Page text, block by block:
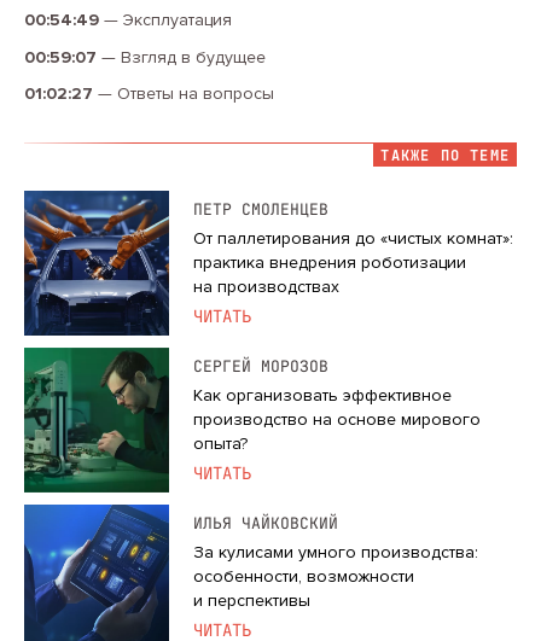
00:54:49 — Эксплуатация
00:59:07 — Взгляд в будущее
01:02:27 — Ответы на вопросы
ТАКЖЕ ПО ТЕМЕ
ПЕТР СМОЛЕНЦЕВ
От паллетирования до «чистых комнат»:
практика внедрения роботизации
на производствах
ЧИТАТЬ
СЕРГЕЙ МОРОЗОВ
Как организовать эффективное
производство на основе мирового
опыта?
ЧИТАТЬ
ИЛЬЯ ЧАЙКОВСКИЙ
За кулисами умного производства:
особенности, возможности
и перспективы
ЧИТАТЬ